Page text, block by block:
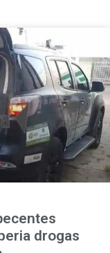
drogas